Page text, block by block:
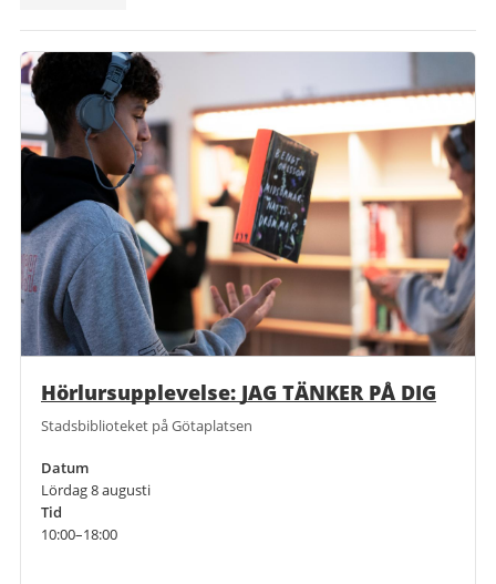
Hörlursupplevelse: JAG TÄNKER PÅ DIG
Stadsbiblioteket på Götaplatsen
Datum
Lördag 8 augusti
Tid
10:00–18:00